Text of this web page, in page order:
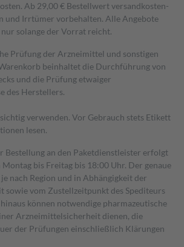
Ab 29,00 € Bestell­wert versand­kosten­
und Irrtümer vorbehalten. Alle Angebote
solange der Vorrat reicht.
Prüfung der Arzneimittel und sonstigen
beinhaltet die Durchführung von
und die Prüfung etwaiger
des Herstellers.
verwenden. Vor Gebrauch stets Etikett
lesen.
Bestellung an den Paketdienstleister erfolgt
bis Freitag bis 18:00 Uhr. Der genaue
nach Region und in Abhängigkeit der
sowie vom Zustellzeitpunkt des Spediteurs
können notwendige pharmazeutische
Arzneimittelsicherheit dienen, die
der Prüfungen einschließlich Klärungen